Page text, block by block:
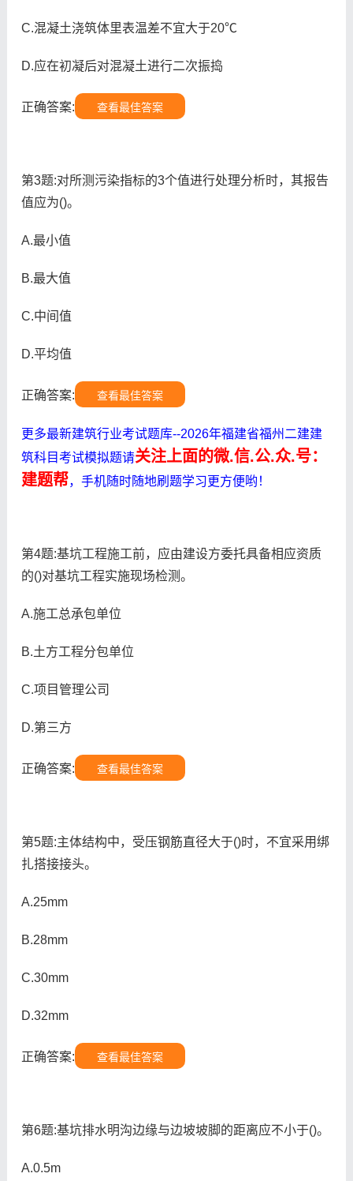
C.混凝土浇筑体里表温差不宜大于20℃
D.应在初凝后对混凝土进行二次振捣
正确答案: 查看最佳答案
第3题:对所测污染指标的3个值进行处理分析时，其报告
值应为()。
A.最小值
B.最大值
C.中间值
D.平均值
正确答案: 查看最佳答案
更多最新建筑行业考试题库--2026年福建省福州二建建
筑科目考试模拟题请关注上面的微.信.公.众.号：
建题帮，手机随时随地刷题学习更方便哟！
第4题:基坑工程施工前，应由建设方委托具备相应资质
的()对基坑工程实施现场检测。
A.施工总承包单位
B.土方工程分包单位
C.项目管理公司
D.第三方
正确答案: 查看最佳答案
第5题:主体结构中，受压钢筋直径大于()时，不宜采用绑
扎搭接接头。
A.25mm
B.28mm
C.30mm
D.32mm
正确答案: 查看最佳答案
第6题:基坑排水明沟边缘与边坡坡脚的距离应不小于()。
A.0.5m